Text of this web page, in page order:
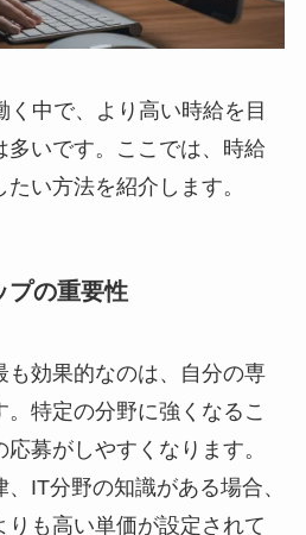
く中で、より高い時給を目
多いです。ここでは、時給
い方法を紹介します。
プの重要性
も効果的なのは、自分の専
。特定の分野に強くなるこ
募がしやすくなります。
IT分野の知識がある場合、
も高い単価が設定されて